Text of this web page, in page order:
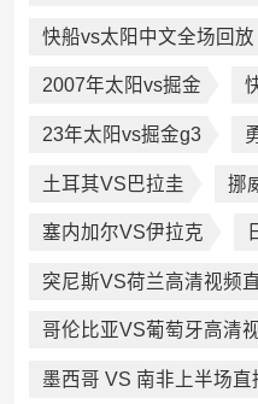
快船vs太阳中文全场回放
2007年太阳vs掘金
23年太阳vs掘金g3
土耳其VS巴拉圭 挪
塞内加尔VS伊拉克
突尼斯VS荷兰高清视频
哥伦比亚VS葡萄牙高清
墨西哥 VS 南非上半场直